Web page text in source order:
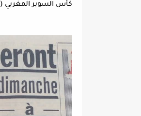
كأس السوبر المغربي